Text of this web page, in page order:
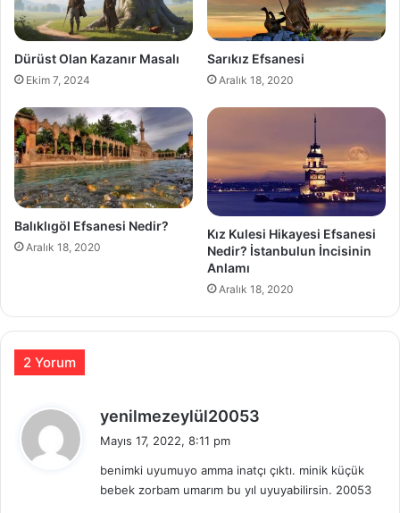
Dürüst Olan Kazanır Masalı
Ekim 7, 2024
Sarıkız Efsanesi
Aralık 18, 2020
Balıklıgöl Efsanesi Nedir?
Aralık 18, 2020
Kız Kulesi Hikayesi Efsanesi
Nedir? İstanbulun İncisinin
Anlamı
Aralık 18, 2020
2 Yorum
yenilmezeylül20053
i
k
Mayıs 17, 2022, 8:11 pm
benimki uyumuyo amma inatçı çıktı. minik küçük
bebek zorbam umarım bu yıl uyuyabilirsin. 20053